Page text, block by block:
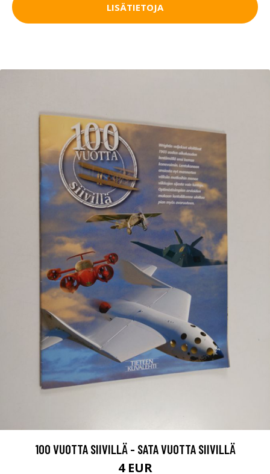
LISÄTIETOJA
100 VUOTTA SIIVILLÄ - SATA VUOTTA SIIVILLÄ
4 EUR